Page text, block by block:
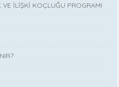
İLİŞKİ KOÇLUĞU PROGRAMI